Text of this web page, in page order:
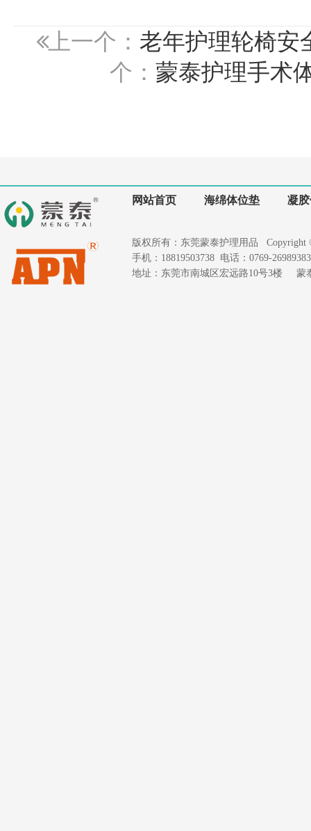
上一个： 老年护理轮椅安
个： 蒙泰护理手术
网站首页 海绵体位垫 凝
版权所有：东莞蒙泰护理用品 Copyright
手机：18819503738 电话：0769-
地址：东莞市南城区宏远路10号3楼